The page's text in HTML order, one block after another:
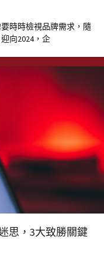
時時檢視品牌需求，隨
向2024，企
思，3大致勝關鍵